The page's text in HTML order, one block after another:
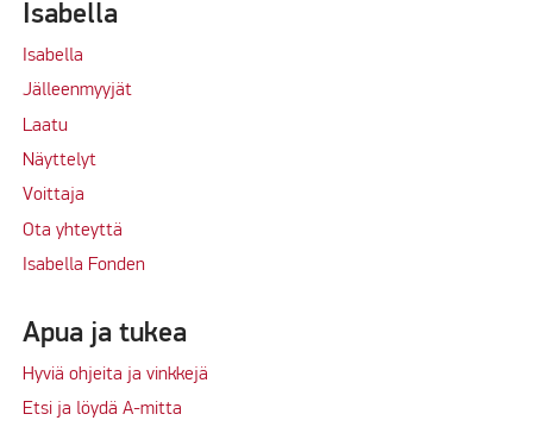
Isabella
Isabella
Jälleenmyyjät
Laatu
Näyttelyt
Voittaja
Ota yhteyttä
Isabella Fonden
Apua ja tukea
Hyviä ohjeita ja vinkkejä
Etsi ja löydä A-mitta